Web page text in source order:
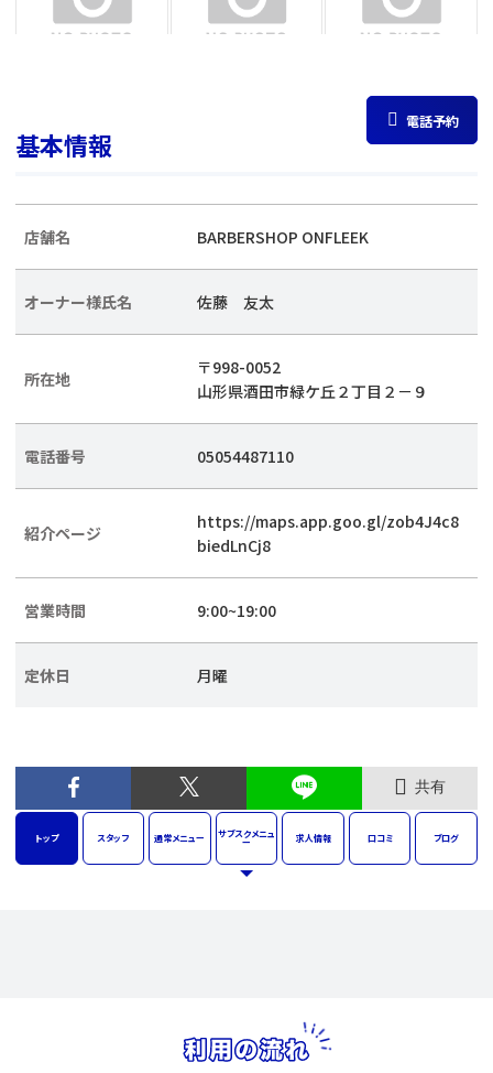
電話予約
基本情報
店舗名 BARBERSHOP ONFLEEK
オーナー様氏名 佐藤 友太
所在地
〒998-0052
山形県酒田市緑ケ丘２丁目２－９
電話番号 05054487110
紹介ページ
https://maps.app.goo.gl/zob4J4c8
biedLnCj8
営業時間 9:00~19:00
定休日 月曜
共有
トップ スタッフ 通常メニュー サブスクメニュ
ー 求人情報 口コミ ブログ